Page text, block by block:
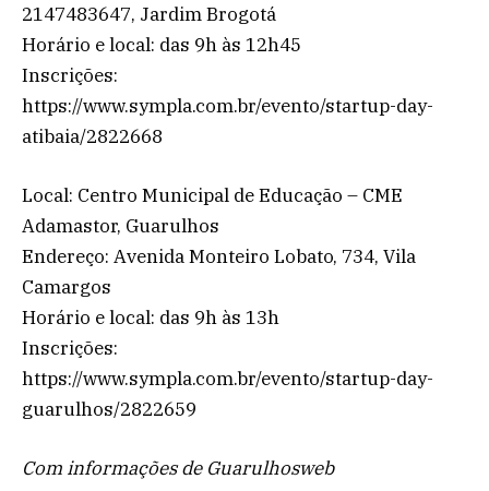
2147483647, Jardim Brogotá
Horário e local: das 9h às 12h45
Inscrições:
https://www.sympla.com.br/evento/startup-day-
atibaia/2822668
Local: Centro Municipal de Educação – CME
Adamastor, Guarulhos
Endereço: Avenida Monteiro Lobato, 734, Vila
Camargos
Horário e local: das 9h às 13h
Inscrições:
https://www.sympla.com.br/evento/startup-day-
guarulhos/2822659
Com informações de Guarulhosweb